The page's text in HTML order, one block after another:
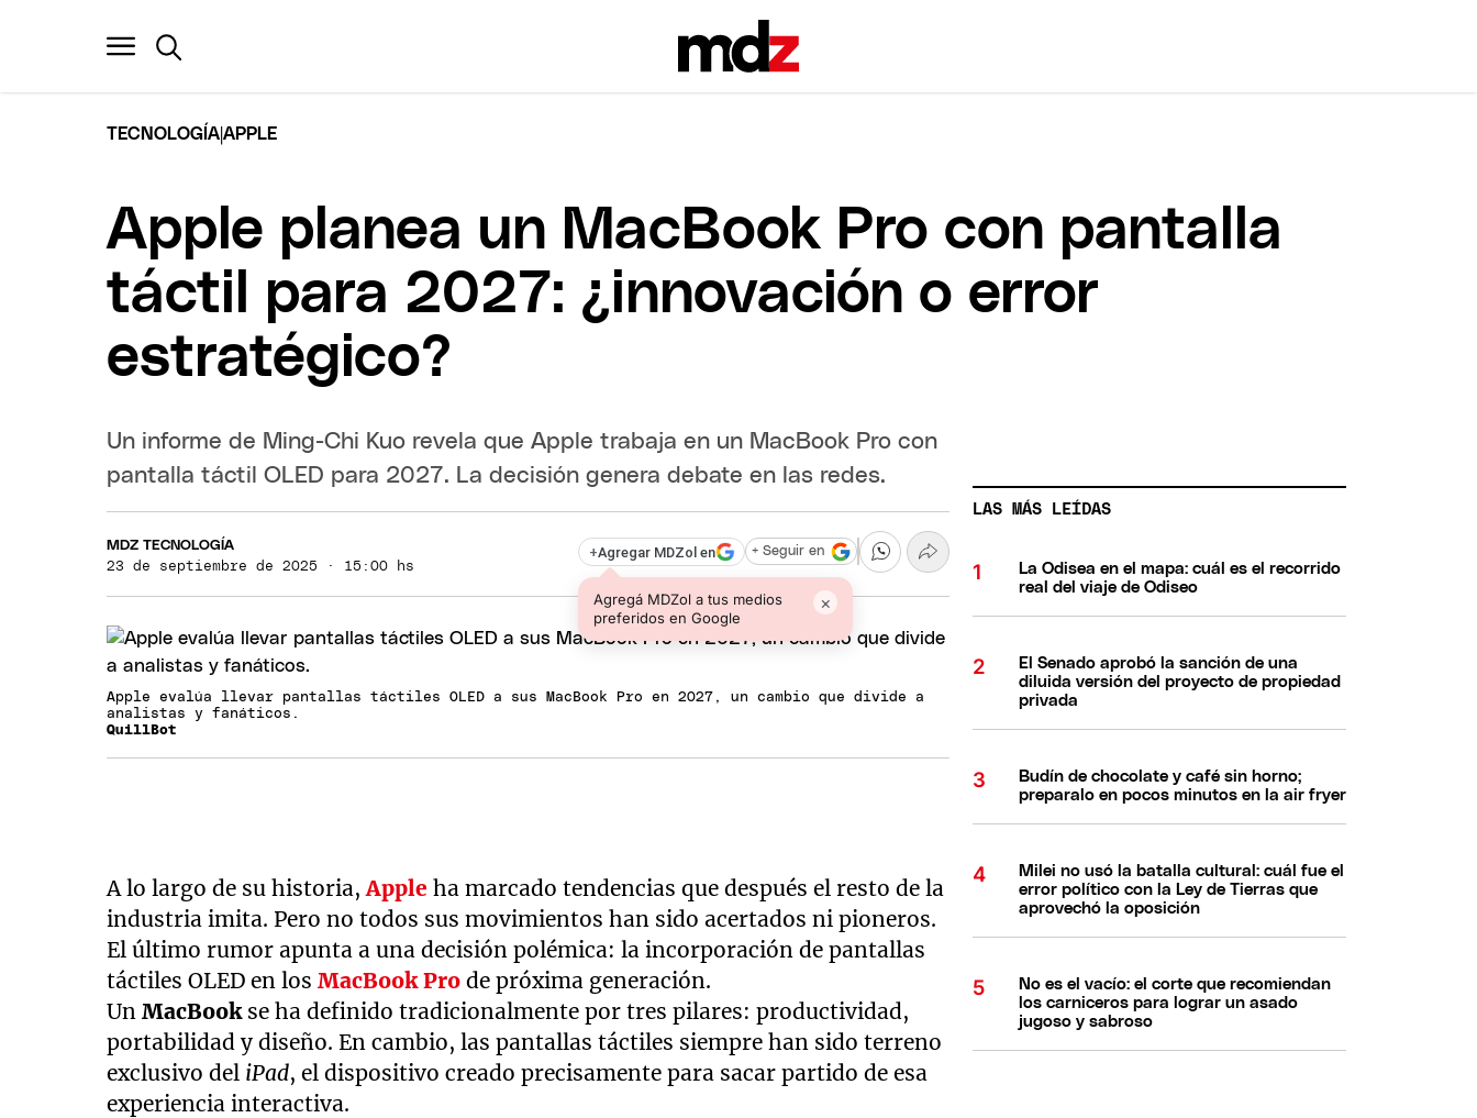
TECNOLOGÍA|APPLE
Apple planea un MacBook Pro con pantalla
táctil para 2027: ¿innovación o error
estratégico?
Un informe de Ming-Chi Kuo revela que Apple trabaja en un MacBook Pro con
pantalla táctil OLED para 2027. La decisión genera debate en las redes.
MDZ TECNOLOGÍA
23 de septiembre de 2025 · 15:00 hs
+Agregar MDZol en
Agregá MDZol a tus medios
preferidos en Google
×
+ Seguir en
Apple evalúa llevar pantallas táctiles OLED a sus MacBook Pro en 2027, un cambio que divide a
analistas y fanáticos.
QuillBot
A lo largo de su historia, Apple ha marcado tendencias que después el resto de la
industria imita. Pero no todos sus movimientos han sido acertados ni pioneros.
El último rumor apunta a una decisión polémica: la incorporación de pantallas
táctiles OLED en los MacBook Pro de próxima generación.
UnMacBookse ha definido tradicionalmente por tres pilares: productividad,
portabilidad y diseño. En cambio, las pantallas táctiles siempre han sido terreno
exclusivo del iPad, el dispositivo creado precisamente para sacar partido de esa
experiencia interactiva.
LAS MÁS LEÍDAS
La Odisea en el mapa: cuál es el recorrido
real del viaje de Odiseo
El Senado aprobó la sanción de una
diluida versión del proyecto de propiedad
privada
Budín de chocolate y café sin horno;
preparalo en pocos minutos en la air fryer
Milei no usó la batalla cultural: cuál fue el
error político con la Ley de Tierras que
aprovechó la oposición
No es el vacío: el corte que recomiendan
los carniceros para lograr un asado
jugoso y sabroso